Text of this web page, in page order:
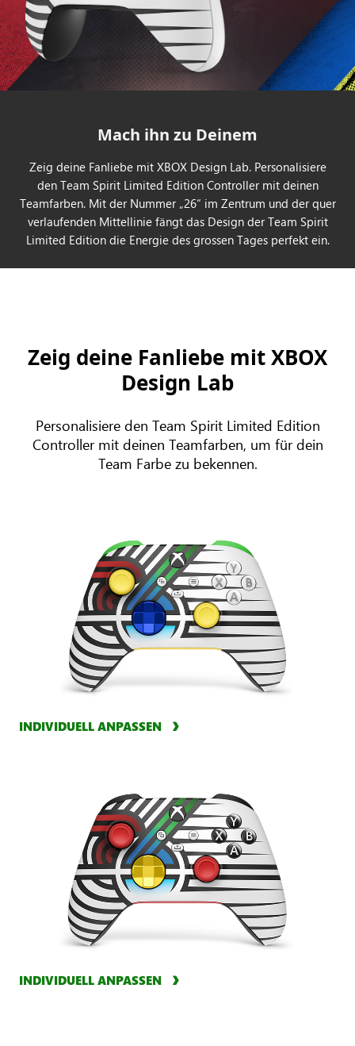
Mach ihn zu Deinem
Zeig deine Fanliebe mit XBOX Design Lab. Personalisiere
den Team Spirit Limited Edition Controller mit deinen
Teamfarben. Mit der Nummer „26“ im Zentrum und der quer
verlaufenden Mittellinie fängt das Design der Team Spirit
Limited Edition die Energie des grossen Tages perfekt ein.
Zeig deine Fanliebe mit XBOX
Design Lab
Personalisiere den Team Spirit Limited Edition
Controller mit deinen Teamfarben, um für dein
Team Farbe zu bekennen.
INDIVIDUELL ANPASSEN
INDIVIDUELL ANPASSEN